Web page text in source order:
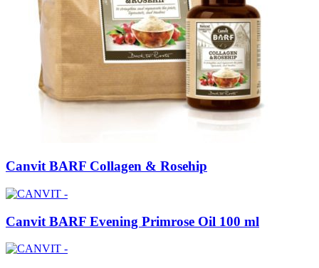
Canvit BARF Collagen & Rosehip
Canvit BARF Evening Primrose Oil 100 ml